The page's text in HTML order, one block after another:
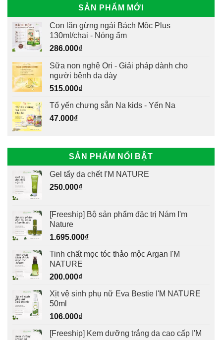
SẢN PHẨM MỚI
Con lăn gừng ngải Bách Mộc Plus
130ml/chai - Nóng ấm
286.000₫
Sữa non nghệ Ori - Giải pháp dành cho
người bệnh dạ dày
515.000₫
Tổ yến chưng sẵn Na kids - Yến Na
47.000₫
SẢN PHẨM NỔI BẬT
Gel tẩy da chết I'M NATURE
250.000₫
[Freeship] Bộ sản phẩm đặc trị Nám I'm
Nature
1.695.000₫
Tinh chất mọc tóc thảo mộc Argan I'M
NATURE
200.000₫
Xịt vệ sinh phụ nữ Eva Bestie I'M NATURE
50ml
106.000₫
[Freeship] Kem dưỡng trắng da cao cấp I'M